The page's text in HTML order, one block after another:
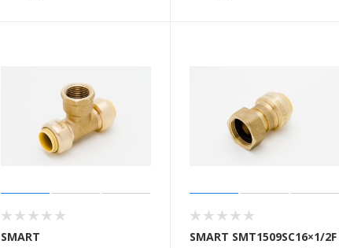
SMART
SMART SMT1509SC16×1/2F